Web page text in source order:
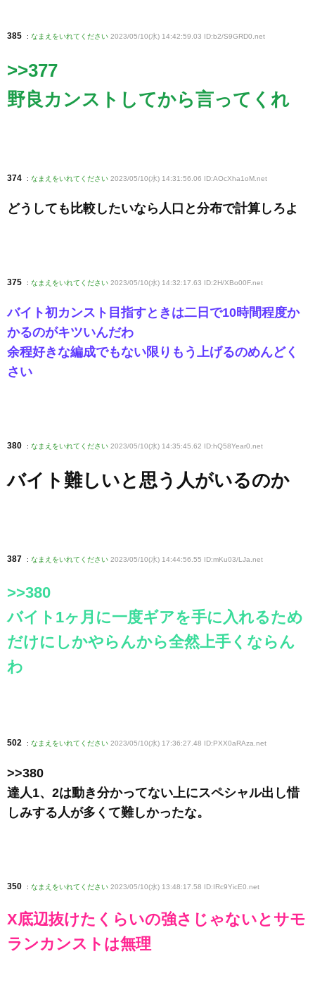
385 : なまえをいれてください 2023/05/10(水) 14:42:59.03 ID:b2/S9GRD0 .net
>>377
野良カンストしてから言ってくれ
374 : なまえをいれてください 2023/05/10(水) 14:31:56.06 ID:AOcXha1oM .net
どうしても比較したいなら人口と分布で計算しろよ
375 : なまえをいれてください 2023/05/10(水) 14:32:17.63 ID:2H/XBo00F.net
バイト初カンスト目指すときは二日で10時間程度か
かるのがキツいんだわ
余程好きな編成でもない限りもう上げるのめんどく
さい
380 : なまえをいれてください 2023/05/10(水) 14:35:45.62 ID:hQ58Year0 .net
バイト難しいと思う人がいるのか
387 : なまえをいれてください 2023/05/10(水) 14:44:56.55 ID:mKu03/LJa.net
>>380
バイト1ヶ月に一度ギアを手に入れるため
だけにしかやらんから全然上手くならん
わ
502 : なまえをいれてください 2023/05/10(水) 17:36:27.48 ID:PXX0aRAza .net
>>380
達人1、2は動き分かってない上にスペシャル出し惜
しみする人が多くて難しかったな。
350 : なまえをいれてください 2023/05/10(水) 13:48:17.58 ID:IRc9YicE0 .net
X底辺抜けたくらいの強さじゃないとサモ
ランカンストは無理